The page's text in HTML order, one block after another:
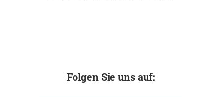
Folgen Sie uns auf: